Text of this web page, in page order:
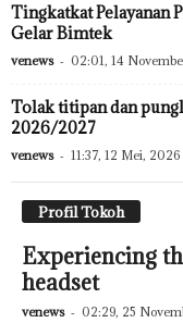
Tingkatkat Pelayanan
Gelar Bimtek
venews - 02:01, 14
Tolak titipan dan
2026/2027
venews - 11:37, 12 Mei, 2026
Profil Tokoh
Experiencing
headset
venews - 02:29, 25